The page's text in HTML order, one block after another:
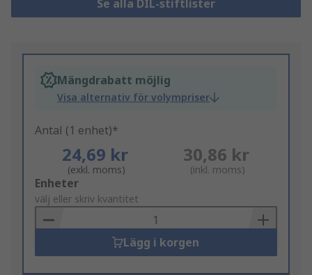
Se alla DIL-stiftlister
Mängdrabatt möjlig
Visa alternativ för volympriser
Antal (1 enhet)*
24,69 kr
(exkl. moms)
30,86 kr
(inkl. moms)
Add
to
Basket
Enheter
välj eller skriv kvantitet
Lägg i korgen